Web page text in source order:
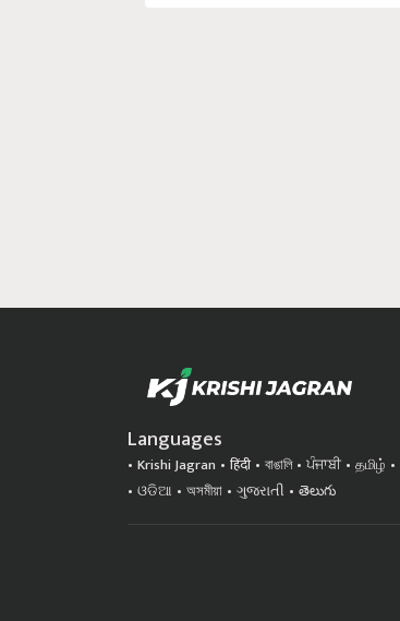
Languages
Krishi Jagran हिंदी বাঙালি ਪੰਜਾਬੀ தமிழ்
ଓଡିଆ
অসমীয়া ગુજરાતી తెలుగు